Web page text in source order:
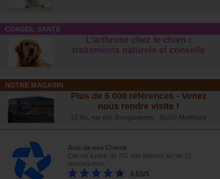
CONSEIL SANTÉ
L’arthrose chez le chien :
traitements naturels et conseil s
NOTRE MAGASIN
Plus de 6 000 références - Venez
nous rendre visite !
23 bis, rue des Bourguignons, 91310 Montlhéry
Avis de nos Clients
Calculé à partir de 702 avis obtenus sur les 12
derniers mois. *
4.65/5